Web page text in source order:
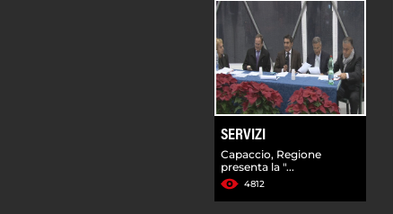
SERVIZI
Capaccio, Regione
presenta la "...
4812